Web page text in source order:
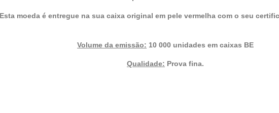
Esta moeda é entregue na sua caixa original em pele vermelha com o seu
Volume da emissão: 10 000 unidades em caixas BE
Qualidade: Prova fina.